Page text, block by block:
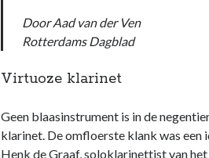
Door Aad van der Ven
Rotterdams Dagblad
Virtuoze klarinet
Geen blaasinstrument is in de
klarinet. De omfloerste klank was een
Henk de Graaf, soloklarinettist van